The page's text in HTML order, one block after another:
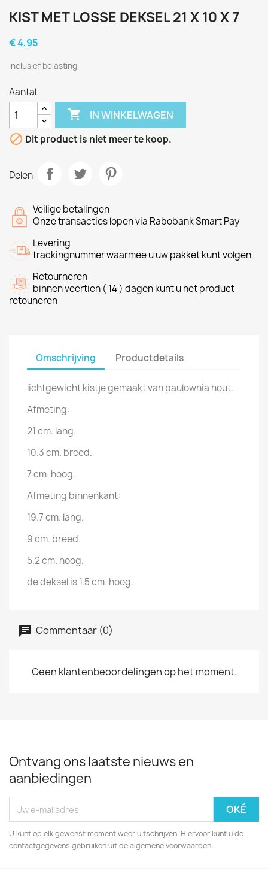
KIST MET LOSSE DEKSEL 21 X 10 X 7
€ 4,95
Inclusief belasting
Aantal
 IN WINKELWAGEN
 Dit product is niet meer te koop.
Delen
Veilige betalingen
Onze transacties lopen via Rabobank Smart Pay
Levering
trackingnummer waarmee u uw pakket kunt volgen
Retourneren
binnen veertien ( 14 ) dagen kunt u het product
retouneren
Omschrijving Productdetails
lichtgewicht kistje gemaakt van paulownia hout.
Afmeting:
21 cm. lang.
10.3 cm. breed.
7 cm. hoog.
Afmeting binnenkant:
19.7 cm. lang.
9 cm. breed.
5.2 cm. hoog.
de deksel is 1.5 cm. hoog.
Commentaar (0)
Geen klantenbeoordelingen op het moment.
Ontvang ons laatste nieuws en
aanbiedingen
U kunt op elk gewenst moment weer uitschrijven. Hiervoor kunt u de
contactgegevens gebruiken uit de algemene voorwaarden.